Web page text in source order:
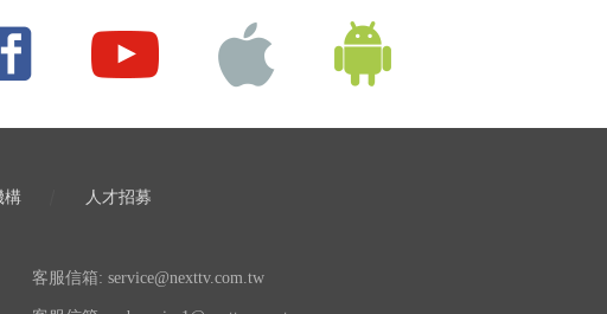
構 人才招募
客服信箱: service@nexttv.com.tw